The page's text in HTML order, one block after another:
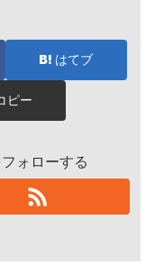
はてブ
ピー
ォローする